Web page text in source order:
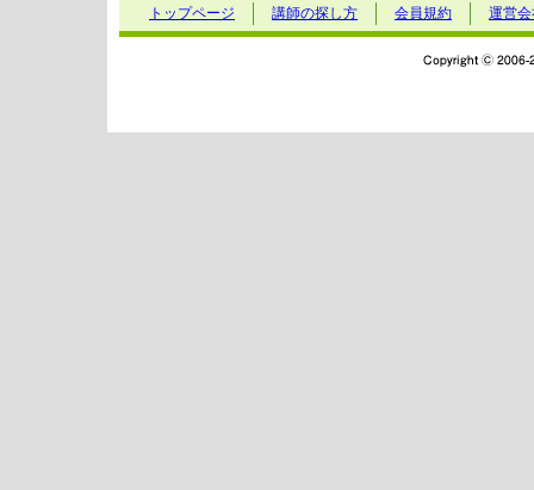
トップページ 講師の探し方 会員規約 運営